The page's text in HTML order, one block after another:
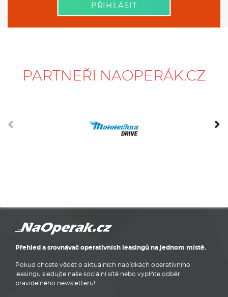
PŘIHLÁSIT
PARTNEŘI NAOPERÁK.CZ
Přehled a srovnávač operativních leasingů na jednom místě.
Pokud chcete vědět o aktuálních nabídkách operativního
leasingu sledujte naše sociální sítě nebo vyplňte odběr
pravidelného newsletteru!